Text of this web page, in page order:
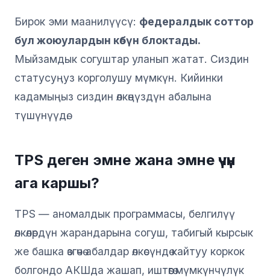
Бирок эми маанилүүсү: федералдык соттор
бул жоюулардын көбүн блоктады.
Мыйзамдык согуштар уланып жатат. Сиздин
статусуңуз корголушу мүмкүн. Кийинки
кадамыңыз сиздин өлкөңүздүн абалына
түшүнүүдө.
TPS деген эмне жана эмне үчүн
ага каршы?
TPS — аномалдык программасы, белгилүү
өлкөлөрдүн жарандарына согуш, табигый кырсык
же башка өзгөчө абалдар өлкөсүндө кайтуу коркок
болгондо АКШда жашап, иштөөгө мүмкүнчүлүк